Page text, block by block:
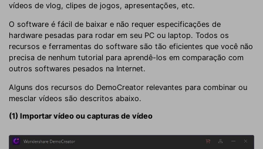
vídeos de vlog, clipes de jogos, apresentações, etc.
O software é fácil de baixar e não requer especificações de
hardware pesadas para rodar em seu PC ou laptop. Todos os
recursos e ferramentas do software são tão eficientes que você não
precisa de nenhum tutorial para aprendê-los em comparação com
outros softwares pesados ​​na Internet.
Alguns dos recursos do DemoCreator relevantes para combinar ou
mesclar vídeos são descritos abaixo.
(1) Importar vídeo ou capturas de vídeo